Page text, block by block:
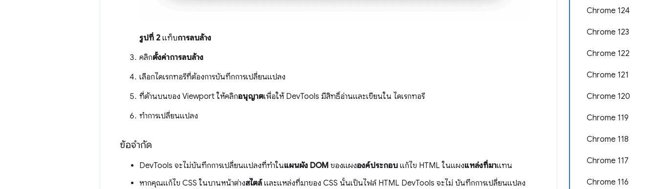
Chrome 124
Chrome 123
Chrome 122
Chrome 121
Chrome 120
Chrome 119
Chrome 118
Chrome 117
Chrome 116
รูปที่ 2 แท็บการลบล้าง
คลิกตั้งค่าการลบล้าง
เลือกไดเรกทอรีที่ต้องการบันทึกการเปลี่ยนแปลง
ที่ด้านบนของ Viewport ให้คลิกอนุญาตเพื่อให้ DevTools มีสิทธิ์อ่านและเขียนใน ไดเรกทอรี
ทำการเปลี่ยนแปลง
ข้อจำกัด
DevTools จะไม่บันทึกการเปลี่ยนแปลงที่ทำในแผนผัง DOM ของแผงองค์ประกอบ แก้ไข HTML ในแผงแหล่งที่มาแทน
หากคุณแก้ไข CSS ในบานหน้าต่างสไตล์และแหล่งที่มาของ CSS นั้นเป็นไฟล์ HTML DevTools จะไม่ บันทึกการเปลี่ยนแปลง